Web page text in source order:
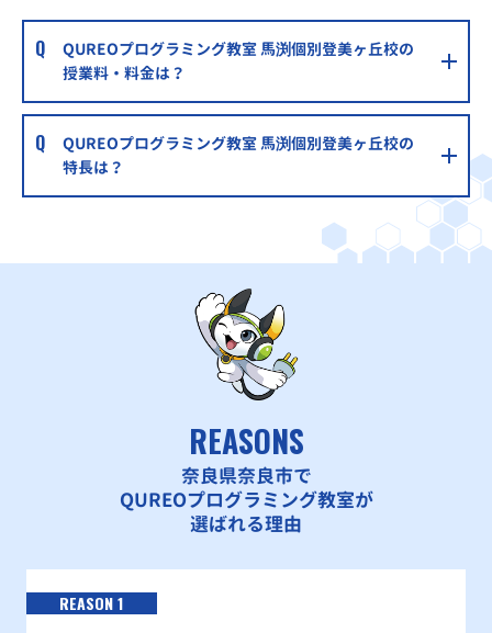
QUREOプログラミング教室 馬渕個別登美ヶ丘校の
授業料・料金は？
QUREOプログラミング教室 馬渕個別登美ヶ丘校の
特長は？
REASONS
奈良県奈良市で
QUREOプログラミング教室が
選ばれる理由
REASON 1